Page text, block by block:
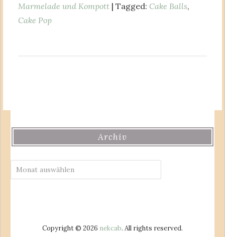
Marmelade und Kompott | Tagged: Cake Balls,
Cake Pop
Archiv
Copyright © 2026 nekcab. All rights reserved.